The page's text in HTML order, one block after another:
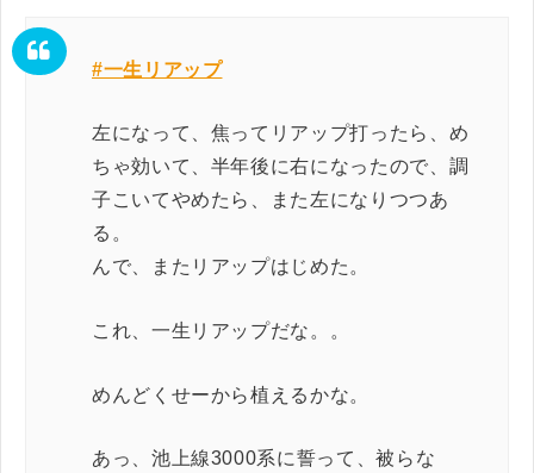
#一生リアップ
左になって、焦ってリアップ打ったら、め
ちゃ効いて、半年後に右になったので、調
子こいてやめたら、また左になりつつあ
る。
んで、またリアップはじめた。
これ、一生リアップだな。。
めんどくせーから植えるかな。
あっ、池上線3000系に誓って、被らな